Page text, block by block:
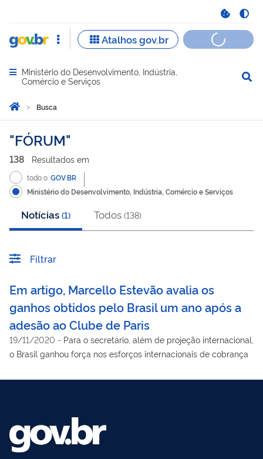
Abrir menu principal de navegação
Ministério do Desenvolvimento, Indústria,
Comércio e Serviços
Você está aqui:
Página Inicial
Busca
Busca
FÓRUM
138 Resultados em
todo o GOV.BR
Ministério do Desenvolvimento, Indústria, Comércio e Serviços
Notícias (1) Todos (138)
Filtrar
Em artigo, Marcello Estevão avalia os
ganhos obtidos pelo Brasil um ano após a
adesão ao Clube de Paris
19/11/2020 - Para o secretário, além de projeção internacional,
o Brasil ganhou força nos esforços internacionais de cobrança